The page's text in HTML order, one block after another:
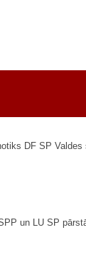
DF SP Valdes
un LU SP